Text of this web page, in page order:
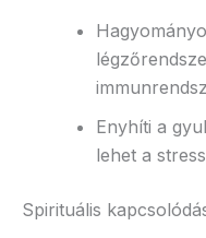
Enyhíti a
lehet a
Spirituális